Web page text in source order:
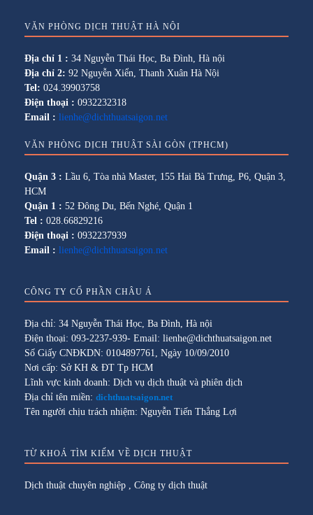
VĂN PHÒNG DỊCH THUẬT HÀ NỘI
Địa chỉ 1 : 34 Nguyễn Thái Học, Ba Đình, Hà nội
Địa chỉ 2: 92 Nguyễn Xiển, Thanh Xuân Hà Nội
Tel: 024.39903758
Điện thoại : 0932232318
Email : lienhe@dichthuatsaigon.net
VĂN PHÒNG DỊCH THUẬT SÀI GÒN (TPHCM)
Quận 3 : Lầu 6, Tòa nhà Master, 155 Hai Bà Trưng, P6, Quận 3,
HCM
Quận 1 : 52 Đông Du, Bến Nghé, Quận 1
Tel : 028.66829216
Điện thoại : 0932237939
Email : lienhe@dichthuatsaigon.net
CÔNG TY CỔ PHẦN CHÂU Á
Địa chỉ: 34 Nguyễn Thái Học, Ba Đình, Hà nội
Điện thoại: 093-2237-939- Email: lienhe@dichthuatsaigon.net
Số Giấy CNĐKDN: 0104897761, Ngày 10/09/2010
Nơi cấp: Sở KH & ĐT Tp HCM
Lĩnh vực kinh doanh: Dịch vụ dịch thuật và phiên dịch
Địa chỉ tên miền: dichthuatsaigon.net
Tên người chịu trách nhiệm: Nguyễn Tiến Thắng Lợi
TỪ KHOÁ TÌM KIẾM VỀ DỊCH THUẬT
Dịch thuật chuyên nghiệp , Công ty dịch thuật